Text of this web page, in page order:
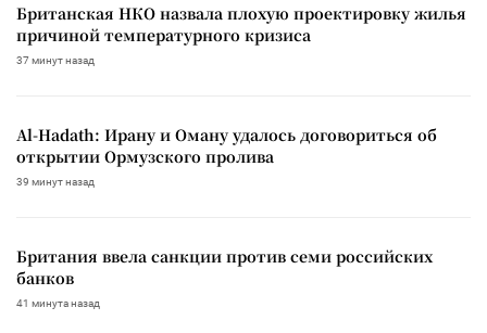
Британская НКО назвала плохую проектировку жилья
причиной температурного кризиса
37 минут назад
Al-Hadath: Ирану и Оману удалось договориться об
открытии Ормузского пролива
39 минут назад
Британия ввела санкции против семи российских
банков
41 минута назад